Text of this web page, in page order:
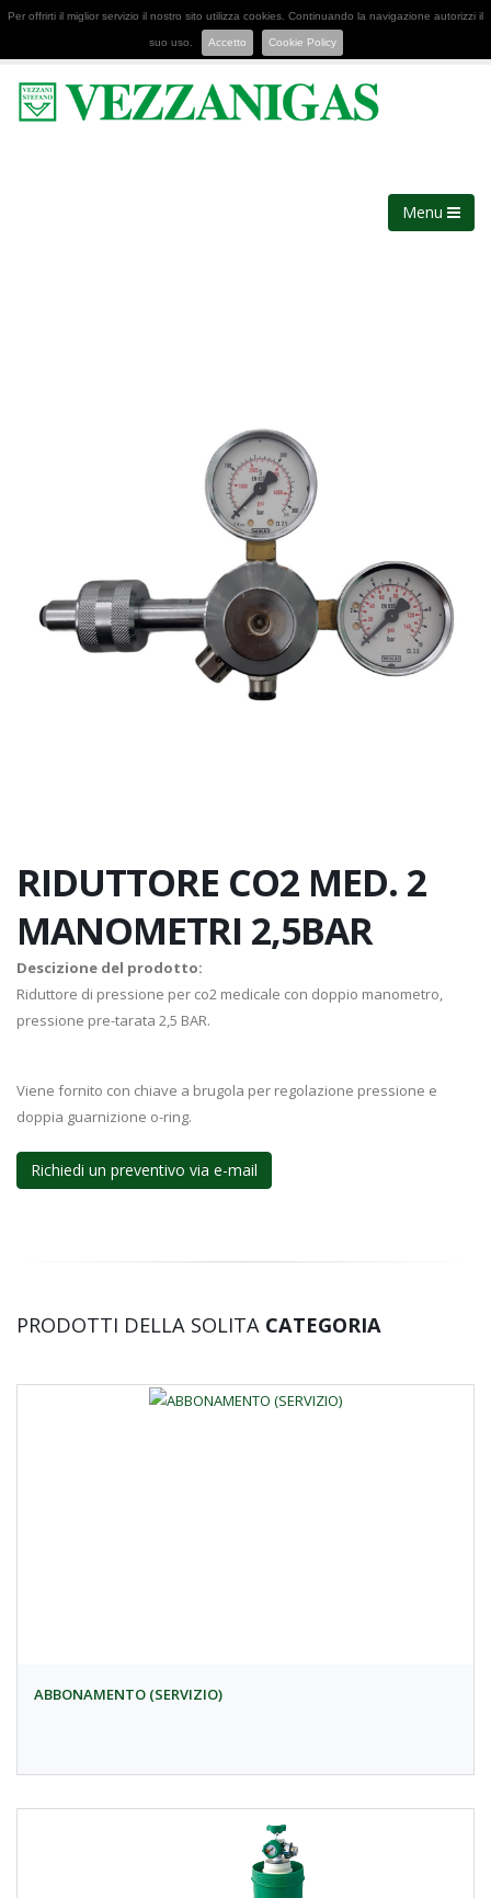
Per offrirti il miglior servizio il nostro sito utilizza cookies. Continuando la navigazione autorizzi il
suo uso. Accetto Cookie Policy
Menu
RIDUTTORE CO2 MED. 2
MANOMETRI 2,5BAR
Descizione del prodotto:
Riduttore di pressione per co2 medicale con doppio manometro,
pressione pre-tarata 2,5 BAR.
Viene fornito con chiave a brugola per regolazione pressione e
doppia guarnizione o-ring.
Richiedi un preventivo via e-mail
PRODOTTI DELLA SOLITA CATEGORIA
ABBONAMENTO (SERVIZIO)